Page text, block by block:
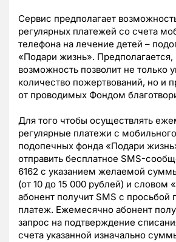
Сервис предполагает
регулярных платежей со счета
телефона на лечение детей –
«Подари жизнь». Предполагается,
возможность позволит не только
количество пожертвований, но и
от проводимых Фондом
Для того чтобы осуществлять
регулярные платежи с
подопечных фонда «Подари
отправить бесплатное SMS-
6162 с указанием желаемой
(от 10 до 15 000 рублей) и словом
абонент получит SMS с просьбой
платеж. Ежемесячно абонент
запрос на подтверждение
счета указанной изначально